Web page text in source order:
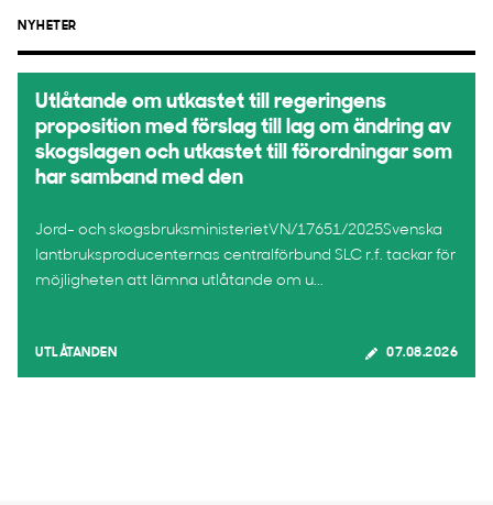
NYHETER
Utlåtande om utkastet till regeringens
proposition med förslag till lag om ändring av
skogslagen och utkastet till förordningar som
har samband med den
Jord- och skogsbruksministerietVN/17651/2025Svenska
lantbruksproducenternas centralförbund SLC r.f. tackar för
möjligheten att lämna utlåtande om u...
UTLÅTANDEN 07.08.2026